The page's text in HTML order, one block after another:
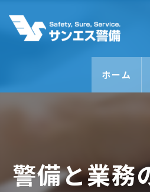
ホーム
警備と業務